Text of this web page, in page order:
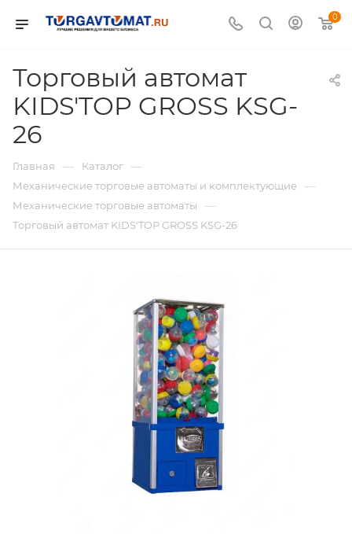
0
Торговый автомат
KIDS'TOP GROSS KSG-
26
Главная — Каталог —
Механические торговые автоматы и комплектующие —
Механические торговые автоматы —
Торговый автомат KIDS'TOP GROSS KSG-26